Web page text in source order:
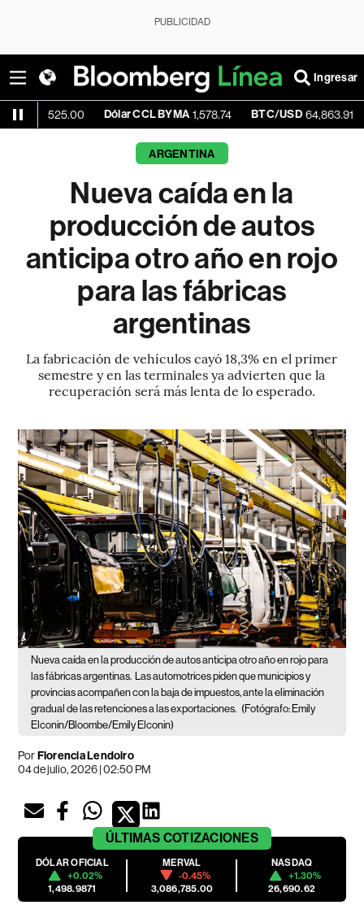
PUBLICIDAD
Ingresar
Dólar CCL BYMA 1,578.74 BTC/USD 64,863.91 -0.11%
ARGENTINA
Nueva caída en la
producción de autos
anticipa otro año en rojo
para las fábricas
argentinas
La fabricación de vehículos cayó 18,3% en el primer
semestre y en las terminales ya advierten que la
recuperación será más lenta de lo esperado.
Nueva caída en la producción de autos anticipa otro año en rojo para
las fábricas argentinas.
Las automotrices piden que municipios y
provincias acompañen con la baja de impuestos, ante la eliminación
gradual de las retenciones a las exportaciones. (Fotógrafo: Emily
Elconin/Bloombe/Emily Elconin)
PorFlorencia Lendoiro
04 de julio, 2026 | 02:50 PM
ÚLTIMAS COTIZACIONES
DÓLAR OFICIAL
+0.02%
1,498.9871
MERVAL
-0.45%
3,086,785.00
NASDAQ
+1.30%
26,690.62